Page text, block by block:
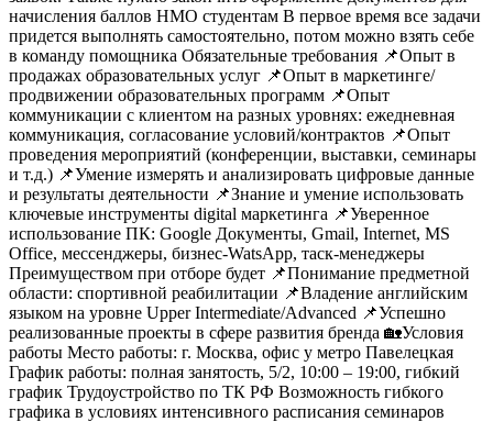
начисления баллов НМО студентам В первое время все задачи
придется выполнять самостоятельно, потом можно взять себе
в команду помощника Обязательные требования 📌Опыт в
продажах образовательных услуг 📌Опыт в маркетинге/
продвижении образовательных программ 📌Опыт
коммуникации с клиентом на разных уровнях: ежедневная
коммуникация, согласование условий/контрактов 📌Опыт
проведения мероприятий (конференции, выставки, семинары
и т.д.) 📌Умение измерять и анализировать цифровые данные
и результаты деятельности 📌Знание и умение использовать
ключевые инструменты digital маркетинга 📌Уверенное
использование ПК: Google Документы, Gmail, Internet, MS
Office, мессенджеры, бизнес-WatsApp, таск-менеджеры
Преимуществом при отборе будет 📌Понимание предметной
области: спортивной реабилитации 📌Владение английским
языком на уровне Upper Intermediate/Advanced 📌Успешно
реализованные проекты в сфере развития бренда 🏡Условия
работы Место работы: г. Москва, офис у метро Павелецкая
График работы: полная занятость, 5/2, 10:00 – 19:00, гибкий
график Трудоустройство по ТК РФ Возможность гибкого
графика в условиях интенсивного расписания семинаров